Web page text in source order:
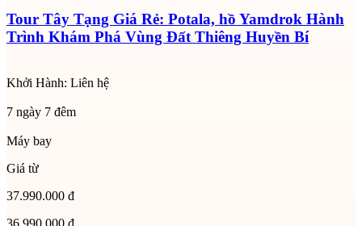
Tour Tây Tạng Giá Rẻ: Potala, hồ Yamdrok Hành
Trình Khám Phá Vùng Đất Thiêng Huyền Bí
Khởi Hành: Liên hệ
7 ngày 7 đêm
Máy bay
Giá từ
37.990.000 đ
36.990.000 đ